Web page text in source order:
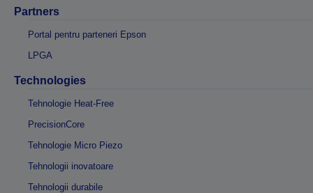
Partners
Portal pentru parteneri Epson
LPGA
Technologies
Tehnologie Heat-Free
PrecisionCore
Tehnologie Micro Piezo
Tehnologii inovatoare
Tehnologii durabile